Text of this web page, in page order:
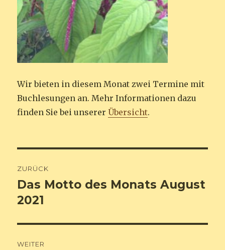
Wir bieten in diesem Monat zwei Termine mit
Buchlesungen an. Mehr Informationen dazu
finden Sie bei unserer Übersicht.
Navigation
ZURÜCK
Vorheriger
Beitrag:
Das Motto des Monats August
2021
WEITER